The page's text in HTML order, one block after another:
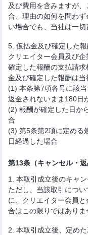
及び費用を含みますが
合、理由の如何を問わ
い場合でも、当社は一切
5. 仮払金及び確定した
クリエイター会員及び企
確定した報酬の支払請
金及び確定した報酬は当
(1) 本条第7項各号に該
返金されないまま180日
(2) 報酬が確定した日か
合
(3) 第5条第2項に定める
日経過した場合
第13条（キャンセル・返
1. 本取引成立後のキャ
ただし、当該取引につ
に、クリエイター会員
合はこの限りではありま
2. 本取引成立後、定め